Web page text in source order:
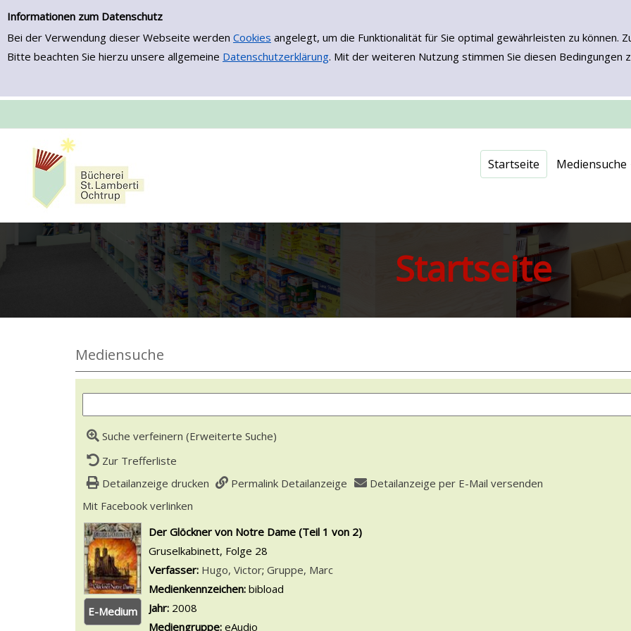
Informationen zum Datenschutz
Bei der Verwendung dieser Webseite werden Cookies angelegt, um die Funktionalität für Sie optimal gewährleisten zu
Bitte beachten Sie hierzu unsere allgemeine Datenschutzerklärung. Mit der weiteren Nutzung stimmen Sie diesen Bedingungen
Zur Detailanzeige springen
Startseite
Mediensuche
Startseite
Mediensuche
Suche verfeinern (Erweiterte Suche)
Zur Trefferliste
Detailanzeige drucken
Permalink Detailanzeige Detailanzeige per E-Mail versenden
Mit Facebook verlinken
wird in neuem Tab geöffnet
E-Medium
Der Glöckner von Notre Dame (Teil 1 von 2)
Gruselkabinett, Folge 28
Verfasser: Suche nach diesem Verfasser
Hugo, Victor; Gruppe, Marc
Medienkennzeichen: bibload
Jahr: 2008
Mediengruppe: eAudio